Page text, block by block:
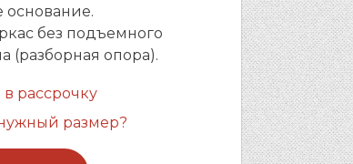
без подъемного
(разборная опора).
в рассрочку
размер?